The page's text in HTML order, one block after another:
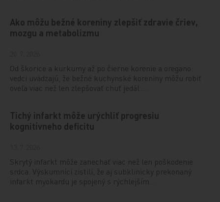
Ako môžu bežné koreniny zlepšiť zdravie čriev,
mozgu a metabolizmu
Od škorice a kurkumy až po čierne korenie a oregano:
vedci uvádzajú, že bežné kuchynské koreniny môžu robiť
oveľa viac než len zlepšovať chuť jedál.…
Tichý infarkt môže urýchliť progresiu
kognitívneho deficitu
Skrytý infarkt môže zanechať viac než len poškodenie
srdca. Výskumníci zistili, že aj subklinicky prekonaný
infarkt myokardu je spojený s rýchlejším…